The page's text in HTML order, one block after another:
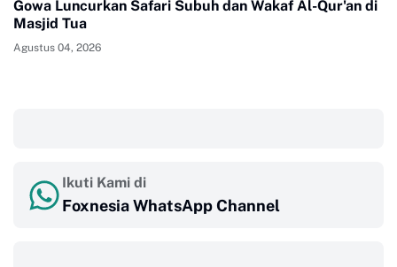
Gowa Luncurkan Safari Subuh dan Wakaf Al-Qur'an di
Masjid Tua
Agustus 04, 2026
Ikuti Kami di
Foxnesia WhatsApp Channel